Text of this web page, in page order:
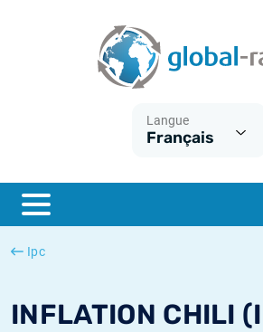
Langue
Français
Ipc
INFLATION CHILI
ESTER
SONIA
Qu'est-ce que l'inflation IPC?
Qu'est-ce que l'inflation IPCH?
Inflation Canadien
Inflation Europeenne
Taux Euribor historiques
Taux ESTER historiques
Taux SONIA historiques
Taux TONAR historiques
Calculateur d’inflation